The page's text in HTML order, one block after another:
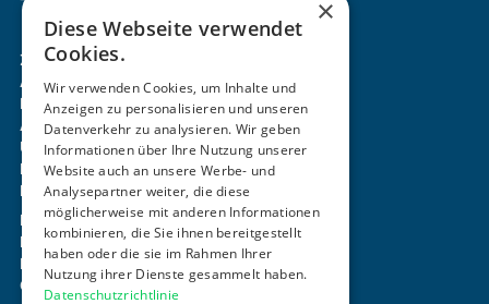
Zertifizierung & Verifikation
Akademie
Mitgliedschaft
Aktivitäten
Über uns
Login
Kontakt
Impressum
Datenschutz
Barrierefreiheitserklärung
Cookie-Einstellungen anpassen
×
Diese Webseite verwendet
Cookies.
Wir verwenden Cookies, um Inhalte und
Anzeigen zu personalisieren und unseren
Datenverkehr zu analysieren. Wir geben
Informationen über Ihre Nutzung unserer
Website auch an unsere Werbe- und
Analysepartner weiter, die diese
möglicherweise mit anderen Informationen
kombinieren, die Sie ihnen bereitgestellt
haben oder die sie im Rahmen Ihrer
Nutzung ihrer Dienste gesammelt haben.
Datenschutzrichtlinie